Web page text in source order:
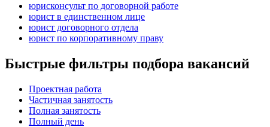
юрисконсульт по договорной работе
юрист в единственном лице
юрист договорного отдела
юрист по корпоративному праву
Быстрые фильтры подбора вакансий
Проектная работа
Частичная занятость
Полная занятость
Полный день